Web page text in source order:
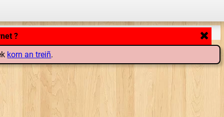
?
korn an treiñ.